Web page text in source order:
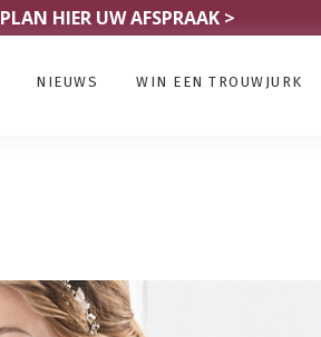
PLAN HIER UW AFSPRAAK >
NIEUWS WIN EEN TROUWJURK